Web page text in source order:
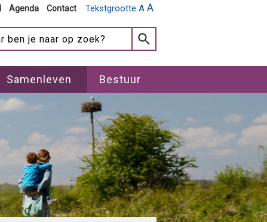
Tekstgrootte A A
Agenda Contact
Samenleven Bestuur